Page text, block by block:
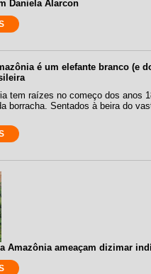
Daniela Alarcon
é um elefante branco (e
tem raízes no começo dos anos
borracha. Sentados à beira do
Amazônia ameaçam dizimar